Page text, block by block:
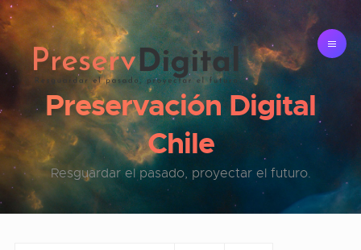
Preservación Digital
Chile
Resguardar el pasado, proyectar el futuro.